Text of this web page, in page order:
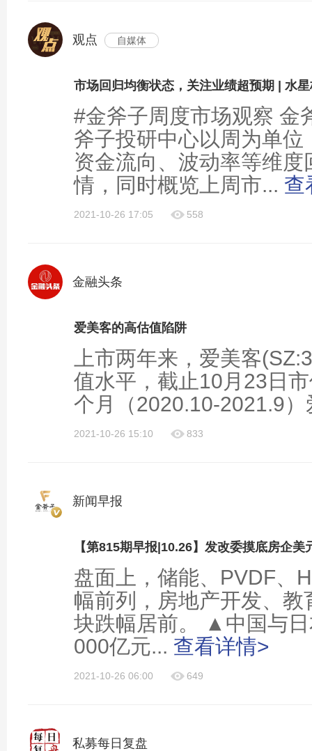
观点 自媒体
#金斧子周度市场观察 金
斧子投研中心以周为单
资金流向、波动率等维
情，同时概览上周市... 查
2021-10-26 17:05 558
金融头条
爱美客的高估值陷阱
上市两年来，爱美客
值水平，截止10月23日
个月（2020.10-2021.9
2021-10-26 15:10 833
新闻早报
【第815期早报|10.26】发改委摸底房企美
盘面上，储能、PVDF、
幅前列，房地产开发、
块跌幅居前。 ▲中国与
000亿元... 查看详情>
2021-10-26 06:00 649
私募每日复盘